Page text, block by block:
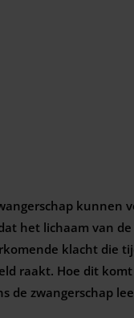
kunnen
het lichaam van
klacht die
raakt. Hoe dit
de zwangerschap